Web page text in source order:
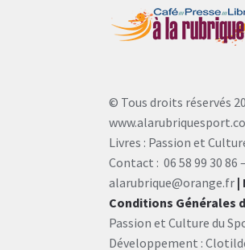
© Tous droits réservés
Livres : Passion et
Contact : 06 58 99 30 86
alarubrique@orange.fr |
Conditions Générales
Passion et Culture du
Développement :